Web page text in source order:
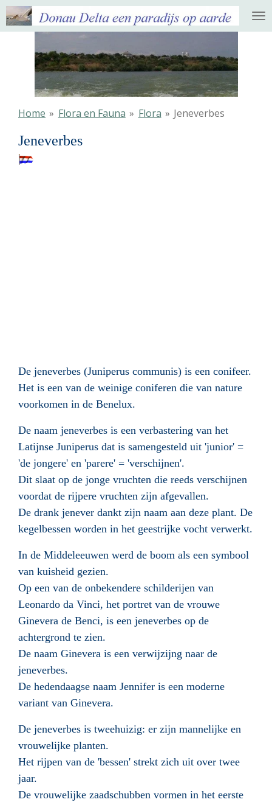
Ga
direct
hoofdinhoud
Home » Flora en Fauna » Flora » Jeneverbes
Jeneverbes
De jeneverbes (Juniperus communis) is een conifeer.
Het is een van de weinige coniferen die van nature
voorkomen in de Benelux.
De naam jeneverbes is een verbastering van het
Latijnse Juniperus dat is samengesteld uit 'junior' =
'de jongere' en 'parere' = 'verschijnen'.
Dit slaat op de jonge vruchten die reeds verschijnen
voordat de rijpere vruchten zijn afgevallen.
De drank jenever dankt zijn naam aan deze plant. De
kegelbessen worden in het geestrijke vocht verwerkt.
In de Middeleeuwen werd de boom als een symbool
van kuisheid gezien.
Op een van de onbekendere schilderijen van
Leonardo da Vinci, het portret van de vrouwe
Ginevera de Benci, is een jeneverbes op de
achtergrond te zien.
De naam Ginevera is een verwijzijng naar de
jeneverbes.
De hedendaagse naam Jennifer is een moderne
variant van Ginevera.
De jeneverbes is tweehuizig: er zijn mannelijke en
vrouwelijke planten.
Het rijpen van de 'bessen' strekt zich uit over twee
jaar.
De vrouwelijke zaadschubben vormen in het eerste